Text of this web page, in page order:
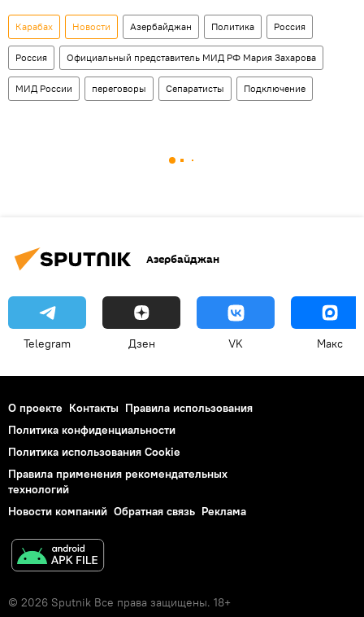
Карабах Новости Азербайджан Политика Россия
Россия Официальный представитель МИД РФ Мария Захарова
МИД России переговоры Сепаратисты Подключение
Азербайджан
Telegram Дзен VK Макс
О проекте Контакты Правила использования
Политика конфиденциальности
Политика использования Cookie
Правила применения рекомендательных
технологий
Новости компаний Обратная связь Реклама
© 2026 Sputnik Все права защищены. 18+